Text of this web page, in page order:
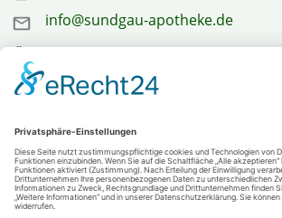
info@sundgau-apotheke.de
Öffnungszeiten
Mo. - Fr. 8:30 - 19:00 Uhr
Rechtliches
Impressum
Datenschutz